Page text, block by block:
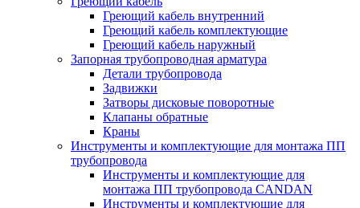
Греющий кабель внутренний
Греющий кабель комплектующие
Греющий кабель наружный
Запорная трубопроводная арматура
Детали трубопровода
Задвижки
Затворы дисковые поворотные
Клапаны обратные
Краны
Инструменты и комплектующие для монтажа ПП
трубопровода
Инструменты и комплектующие для
монтажа ПП трубопровода CANDAN
Инструменты и комплектующие для